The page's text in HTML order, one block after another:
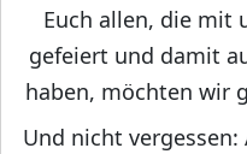
Euch allen, die mit
gefeiert und damit
haben, möchten wir
Und nicht